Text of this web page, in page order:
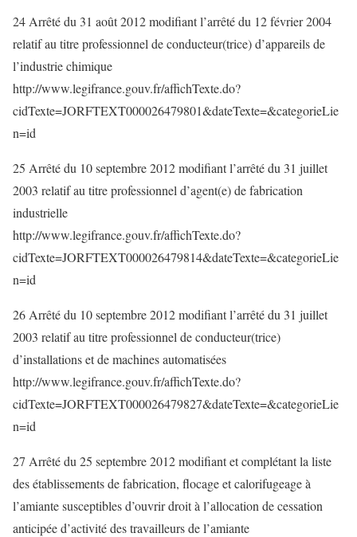
24 Arrêté du 31 août 2012 modifiant l’arrêté du 12 février 2004
relatif au titre professionnel de conducteur(trice) d’appareils de
l’industrie chimique
http://www.legifrance.gouv.fr/affichTexte.do?
cidTexte=JORFTEXT000026479801&dateTexte=&categorieLie
n=id
25 Arrêté du 10 septembre 2012 modifiant l’arrêté du 31 juillet
2003 relatif au titre professionnel d’agent(e) de fabrication
industrielle
http://www.legifrance.gouv.fr/affichTexte.do?
cidTexte=JORFTEXT000026479814&dateTexte=&categorieLie
n=id
26 Arrêté du 10 septembre 2012 modifiant l’arrêté du 31 juillet
2003 relatif au titre professionnel de conducteur(trice)
d’installations et de machines automatisées
http://www.legifrance.gouv.fr/affichTexte.do?
cidTexte=JORFTEXT000026479827&dateTexte=&categorieLie
n=id
27 Arrêté du 25 septembre 2012 modifiant et complétant la liste
des établissements de fabrication, flocage et calorifugeage à
l’amiante susceptibles d’ouvrir droit à l’allocation de cessation
anticipée d’activité des travailleurs de l’amiante